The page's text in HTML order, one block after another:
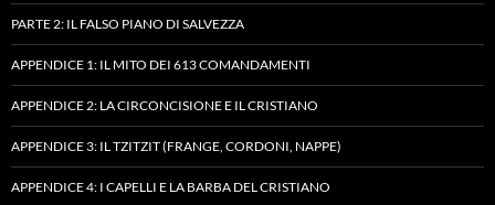
PARTE 2: IL FALSO PIANO DI SALVEZZA
APPENDICE 1: IL MITO DEI 613 COMANDAMENTI
APPENDICE 2: LA CIRCONCISIONE E IL CRISTIANO
APPENDICE 3: IL TZITZIT (FRANGE, CORDONI, NAPPE)
APPENDICE 4: I CAPELLI E LA BARBA DEL CRISTIANO